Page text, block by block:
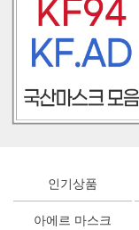
인기상품
아에르 마스크